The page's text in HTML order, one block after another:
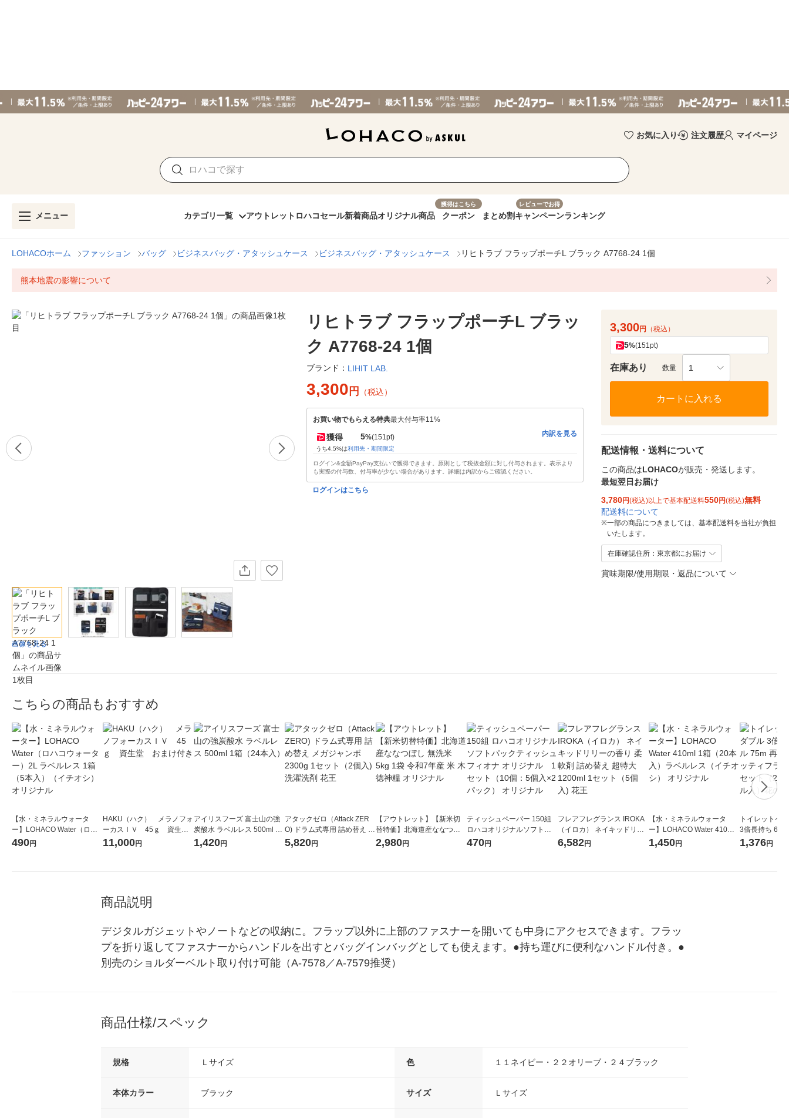
お気に入り 注文履歴 マイページ
メニュー カテゴリ一覧 アウトレット ロハコセール新着商品オリジナル商品
獲得はこちら
クーポン まとめ割
レビューでお得
キャンペーンランキング
LOHACOホーム ファッション バッグ ビジネスバッグ・アタッシュケース ビジネスバッグ・アタッシュケース リヒトラブ フラップポーチL ブラック A7768-24 1個
熊本地震の影響について
画像を見る
リヒトラブ フラップポーチL ブラッ
ク A7768-24 1個
ブランド： LIHIT LAB.
3,300 円 （税込）
お買い物でもらえる特典最大付与率11%
獲得 5%(151pt)
うち4.5%は利用先・期間限定
内訳を見る
ログイン&全額PayPay支払いで獲得できます。原則として税抜金額に対し付与されます。表示より
も実際の付与数、付与率が少ない場合があります。詳細は内訳からご確認ください。
ログインはこちら
3,300円 （税込）
5%(151pt)
在庫あり 数量 1
カートに入れる
配送情報・送料について
この商品はLOHACOが販売・発送します。
最短翌日お届け
3,780円(税込)以上で基本配送料550円(税込)無料
配送料について
※一部の商品につきましては、基本配送料を当社が負担
いたします。
在庫確認住所：東京都にお届け
賞味期限/使用期限・返品について
こちらの商品もおすすめ
【水・ミネラルウォータ
ー】LOHACO Water（ロハ
コウォーター）2L ラベルレ
490円
HAKU（ハク） メラノフォ
ーカスＩＶ 45ｇ 資生
堂 おまけ付き
11,000円
アイリスフーズ 富士山の強
炭酸水 ラベルレス 500ml 1
箱（24本入）
1,420円
アタックゼロ（Attack ZER
O) ドラム式専用 詰め替え メ
ガジャンボ 2300g 1セット
5,820円
【アウトレット】【新米切
替特価】北海道産ななつぼ
し 無洗米 5kg 1袋 令和7年産
2,980円
ティッシュペーパー 150組
ロハコオリジナルソフトパ
ックティッシュ フィオナ オ
470円
フレアフレグランス IROKA
（イロカ） ネイキッドリリ
ーの香り 柔軟剤 詰め替え 超
6,582円
【水・ミネラルウォータ
ー】LOHACO Water 410ml
1箱（20本入）ラベルレス
1,450円
トイレットペ
3倍長持ち 6ロール
紙配合 スコッ
1,376円
商品説明
デジタルガジェットやノートなどの収納に。フラップ以外に上部のファスナーを開いても中身にアクセスできます。フラッ
プを折り返してファスナーからハンドルを出すとバッグインバッグとしても使えます。●持ち運びに便利なハンドル付き。●
別売のショルダーベルト取り付け可能（A-7578／A-7579推奨）
商品仕様/スペック
規格 Ｌサイズ 色 １１ネイビー・２２オリーブ・２４ブラック
本体カラー ブラック サイズ Ｌサイズ